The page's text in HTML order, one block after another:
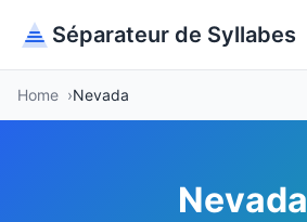
Séparateur de Syllabes
Home Nevada
Nevada